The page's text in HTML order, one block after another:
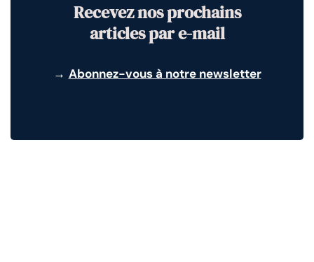
Recevez nos prochains
articles par e-mail
→ Abonnez-vous à notre newsletter